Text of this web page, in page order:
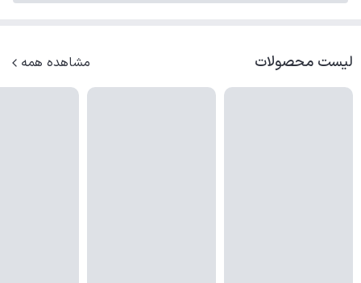
لیست محصولات مشاهده همه